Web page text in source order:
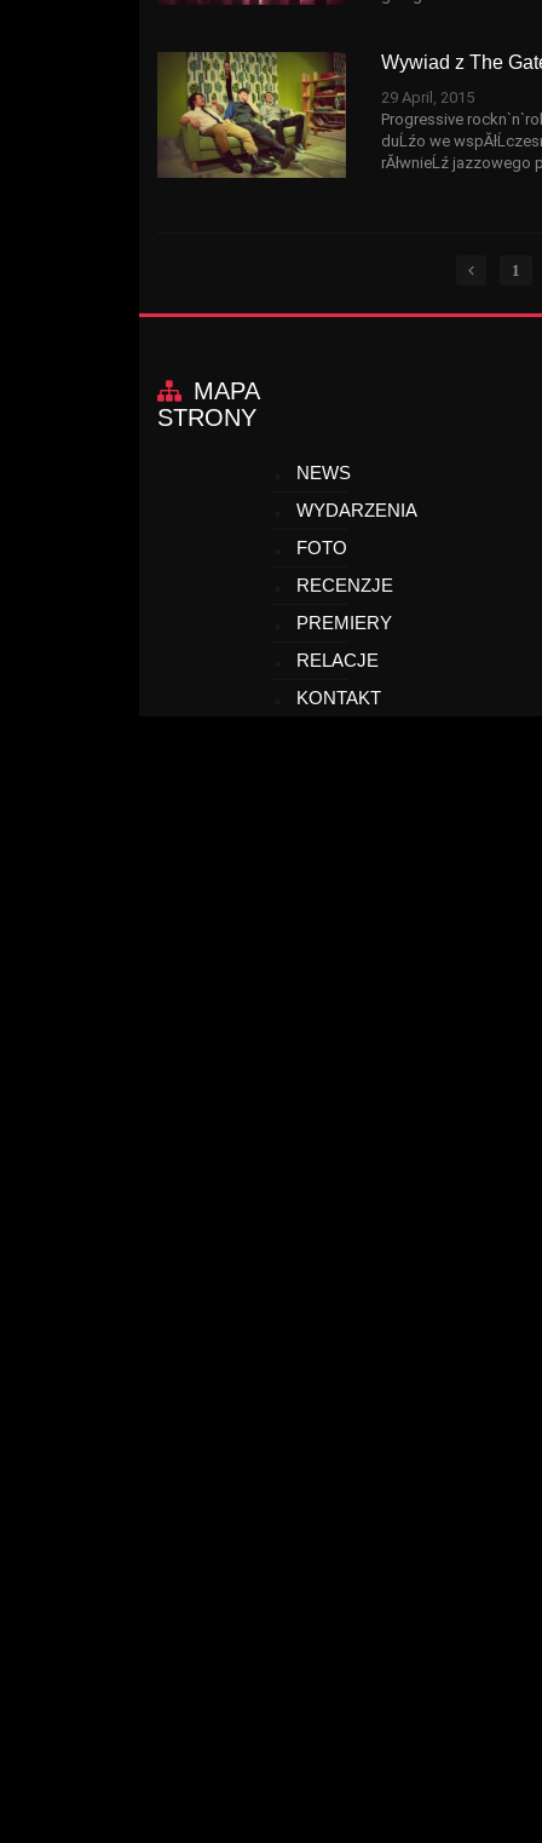
Wywiad z The
29 April, 2015
Progressive
duĹźo we
rĂłwnieĹź jazzowego
1
MAPA
STRONY
NEWS
WYDARZENIA
FOTO
RECENZJE
PREMIERY
RELACJE
KONTAKT